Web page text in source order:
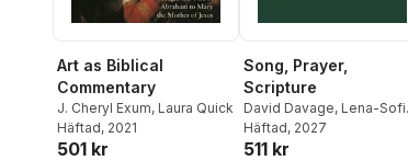
Art as Biblical
Commentary
J. Cheryl Exum, Laura Quick
Häftad, 2021
501 kr
Song, Prayer,
Scripture
David Davage, Lena-
Tiemeyer
Häftad, 2027
511 kr